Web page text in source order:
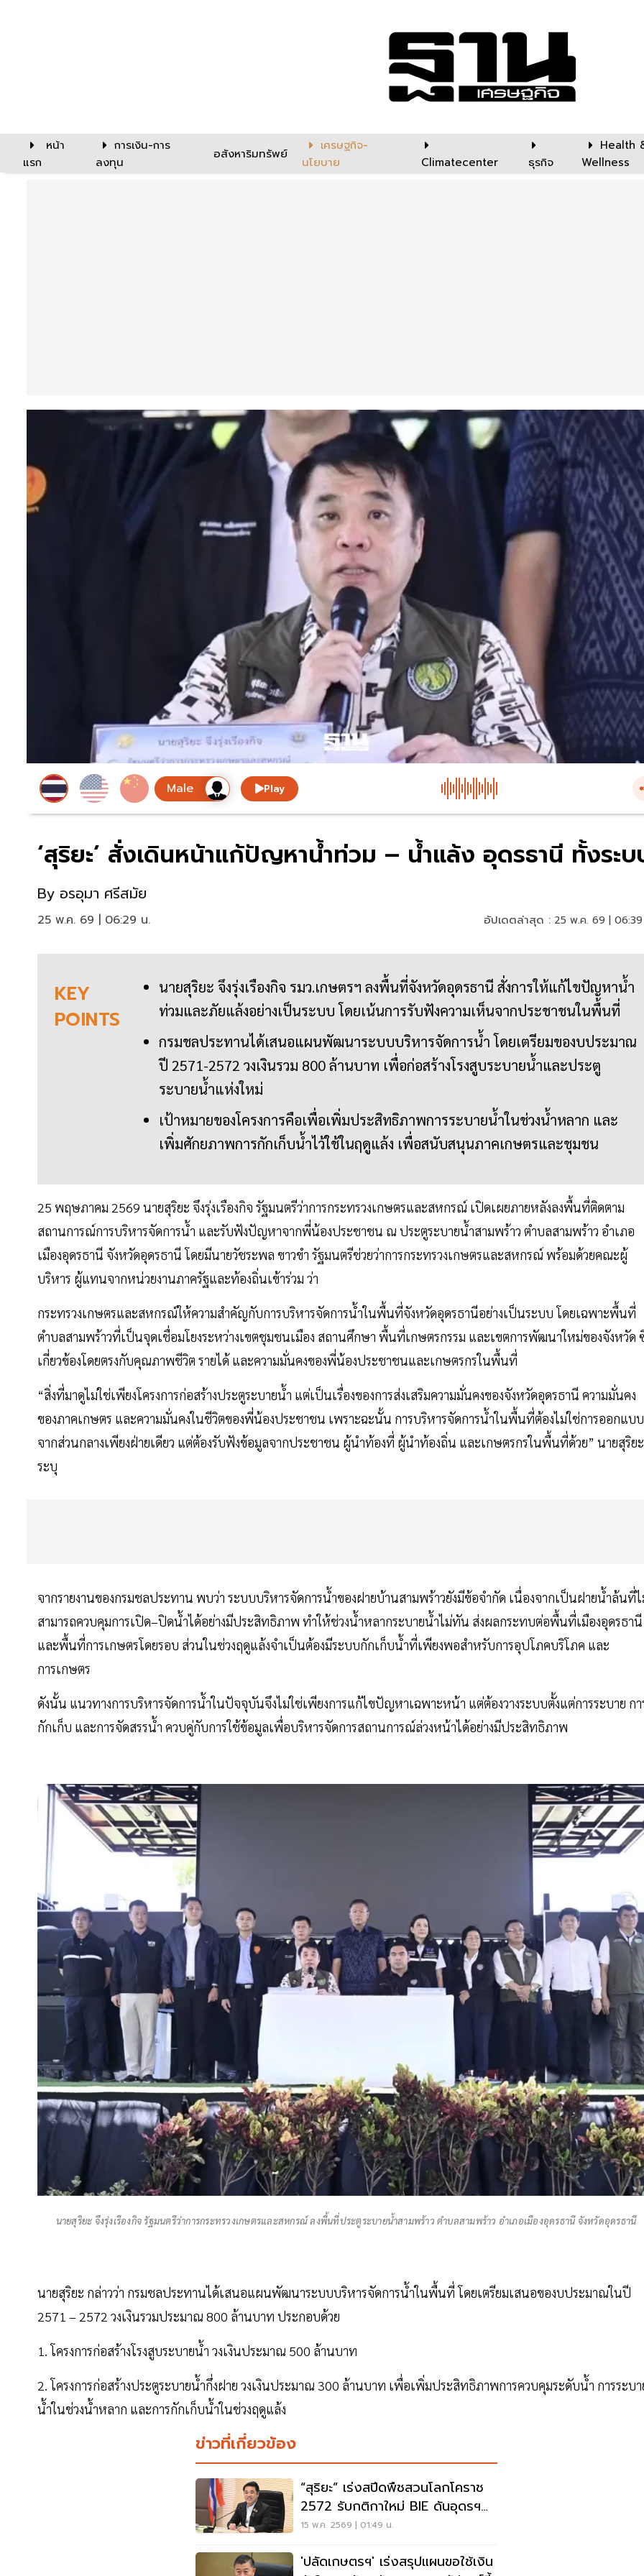
หน้า
แรก
การเงิน-การ
ลงทุน
อสังหาริมทรัพย์
เศรษฐกิจ-
นโยบาย
Climatecenter ธุรกิจ
Health
Wellness
Play
‘สุริยะ’ สั่งเดินหน้าแก้ปัญหาน้ำท่วม – น้ำแล้ง อุดรธานี ทั้งระ
By อรอุมา ศรีสมัย
25 พ.ค. 69 | 06:29 น. อัปเดตล่าสุด : 25 พ.ค. 69 |
KEY
POINTS
นายสุริยะ จึงรุ่งเรืองกิจ รมว.เกษตรฯ ลงพื้นที่จังหวัดอุดรธานี สั่งการให้แก้ไขปัญหาน้ำ
ท่วมและภัยแล้งอย่างเป็นระบบ โดยเน้นการรับฟังความเห็นจากประชาชนในพื้นที่
กรมชลประทานได้เสนอแผนพัฒนาระบบบริหารจัดการน้ำ โดยเตรียมของบประมาณ
ปี 2571-2572 วงเงินรวม 800 ล้านบาท เพื่อก่อสร้างโรงสูบระบายน้ำและประตู
ระบายน้ำแห่งใหม่
เป้าหมายของโครงการคือเพื่อเพิ่มประสิทธิภาพการระบายน้ำในช่วงน้ำหลาก และ
เพิ่มศักยภาพการกักเก็บน้ำไว้ใช้ในฤดูแล้ง เพื่อสนับสนุนภาคเกษตรและชุมชน
25 พฤษภาคม 2569 นายสุริยะ จึงรุ่งเรืองกิจ รัฐมนตรีว่าการกระทรวงเกษตรและสหกรณ์ เปิดเผยภายหลังลงพื้นที่ติดตาม
สถานการณ์การบริหารจัดการน้ำ และรับฟังปัญหาจากพี่น้องประชาชน ณ ประตูระบายน้ำสามพร้าว ตำบลสามพร้าว อำเภอ
เมืองอุดรธานี จังหวัดอุดรธานี โดยมีนายวัชระพล ขาวขำ รัฐมนตรีช่วยว่าการกระทรวงเกษตรและสหกรณ์ พร้อมด้วยคณะผู้
บริหาร ผู้แทนจากหน่วยงานภาครัฐและท้องถิ่นเข้าร่วม ว่า
กระทรวงเกษตรและสหกรณ์ให้ความสำคัญกับการบริหารจัดการน้ำในพื้นที่จังหวัดอุดรธานีอย่างเป็นระบบ โดยเฉพาะพื้นที่
ตำบลสามพร้าวที่เป็นจุดเชื่อมโยงระหว่างเขตชุมชนเมือง สถานศึกษา พื้นที่เกษตรกรรม และเขตการพัฒนาใหม่ของจังหวัด
เกี่ยวข้องโดยตรงกับคุณภาพชีวิต รายได้ และความมั่นคงของพี่น้องประชาชนและเกษตรกรในพื้นที่
“สิ่งที่มาดูไม่ใช่เพียงโครงการก่อสร้างประตูระบายน้ำ แต่เป็นเรื่องของการส่งเสริมความมั่นคงของจังหวัดอุดรธานี ความมั่นคง
ของภาคเกษตร และความมั่นคงในชีวิตของพี่น้องประชาชน เพราะฉะนั้น การบริหารจัดการน้ำในพื้นที่ต้องไม่ใช่การออกแบบ
จากส่วนกลางเพียงฝ่ายเดียว แต่ต้องรับฟังข้อมูลจากประชาชน ผู้นำท้องที่ ผู้นำท้องถิ่น และเกษตรกรในพื้นที่ด้วย” นายสุริยะ
ระบุ
จากรายงานของกรมชลประทาน พบว่า ระบบบริหารจัดการน้ำของฝายบ้านสามพร้าวยังมีข้อจำกัด เนื่องจากเป็นฝายน้ำล้นที่
สามารถควบคุมการเปิด–ปิดน้ำได้อย่างมีประสิทธิภาพ ทำให้ช่วงน้ำหลากระบายน้ำไม่ทัน ส่งผลกระทบต่อพื้นที่เมืองอุดรธานี
และพื้นที่การเกษตรโดยรอบ ส่วนในช่วงฤดูแล้งจำเป็นต้องมีระบบกักเก็บน้ำที่เพียงพอสำหรับการอุปโภคบริโภค และ
การเกษตร
ดังนั้น แนวทางการบริหารจัดการน้ำในปัจจุบันจึงไม่ใช่เพียงการแก้ไขปัญหาเฉพาะหน้า แต่ต้องวางระบบตั้งแต่การระบาย กา
กักเก็บ และการจัดสรรน้ำ ควบคู่กับการใช้ข้อมูลเพื่อบริหารจัดการสถานการณ์ล่วงหน้าได้อย่างมีประสิทธิภาพ
นายสุริยะ จึงรุ่งเรืองกิจ รัฐมนตรีว่าการกระทรวงเกษตรและสหกรณ์ ลงพื้นที่ประตูระบายน้ำสามพร้าว ตำบลสามพร้าว อำเภอเมืองอุดรธานี จังหวัดอุดรธานี
นายสุริยะ กล่าวว่า กรมชลประทานได้เสนอแผนพัฒนาระบบบริหารจัดการน้ำในพื้นที่ โดยเตรียมเสนอของบประมาณในปี
2571 – 2572 วงเงินรวมประมาณ 800 ล้านบาท ประกอบด้วย
1. โครงการก่อสร้างโรงสูบระบายน้ำ วงเงินประมาณ 500 ล้านบาท
2. โครงการก่อสร้างประตูระบายน้ำกึ่งฝาย วงเงินประมาณ 300 ล้านบาท เพื่อเพิ่มประสิทธิภาพการควบคุมระดับน้ำ การระบ
น้ำในช่วงน้ำหลาก และการกักเก็บน้ำในช่วงฤดูแล้ง
ข่าวที่เกี่ยวข้อง
“สุริยะ” เร่งสปีดพืชสวนโลกโคราช
2572 รับกติกาใหม่ BIE ดันอุดรฯ
คืบ 76%
15 พ.ค. 2569 | 01:49 น.
'ปลัดเกษตรฯ' เร่งสรุปแผนขอใช้เงิน